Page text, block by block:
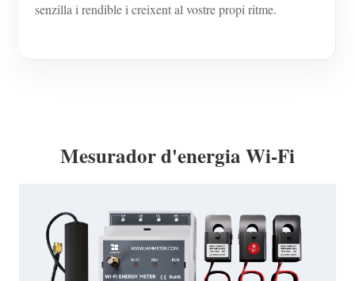
senzilla i rendible i creixent al vostre propi ritme.
Mesurador d'energia Wi-Fi